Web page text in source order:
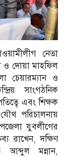
নেতা
দোয়া মাহফিল
চেয়ারম্যান ও
সাংগঠনিক
এবং শিক্ষক
পরিচালনায়
যুবলীগের
রাখেন, দক্ষিণ
আব্দুল মন্নান,